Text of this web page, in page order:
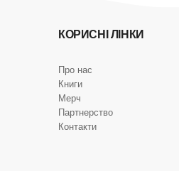
КОРИСНІ ЛІНКИ
Про нас
Книги
Мерч
Партнерство
Контакти